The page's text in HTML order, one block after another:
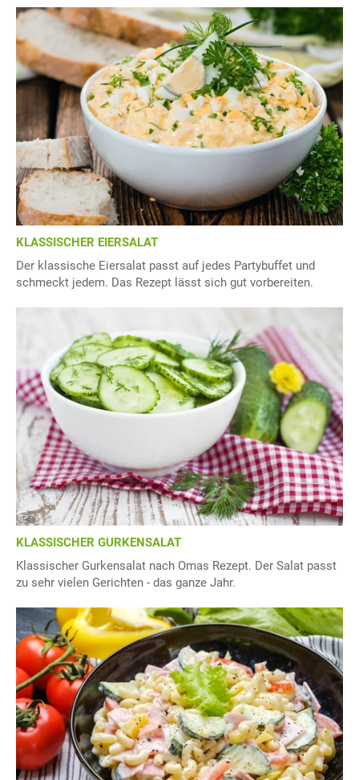
KLASSISCHER EIERSALAT
Der klassische Eiersalat passt auf jedes Partybuffet und
schmeckt jedem. Das Rezept lässt sich gut vorbereiten.
KLASSISCHER GURKENSALAT
Klassischer Gurkensalat nach Omas Rezept. Der Salat passt
zu sehr vielen Gerichten - das ganze Jahr.